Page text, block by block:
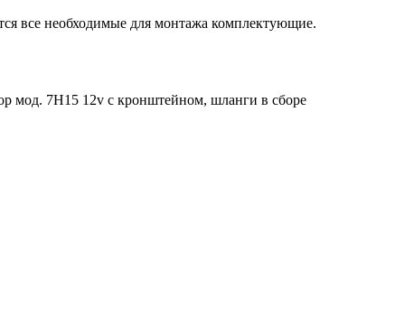
все необходимые для монтажа комплектующие.
мод. 7Н15 12v с кронштейном, шланги в сборе